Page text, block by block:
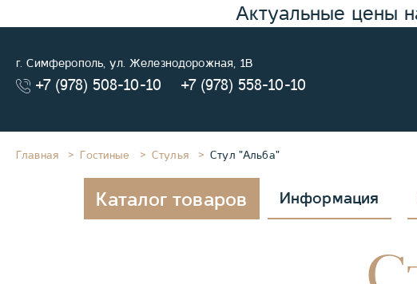
Актуальные цены
г. Симферополь, ул. Железнодорожная, 1В
+7 (978) 508-10-10 +7 (978) 558-10-10
Главная Гостиные Стулья Стул "Альба"
Каталог товаров Информация